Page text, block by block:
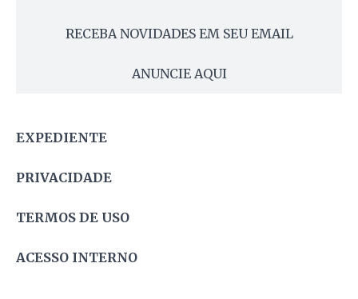
RECEBA NOVIDADES EM SEU EMAIL
ANUNCIE AQUI
EXPEDIENTE
PRIVACIDADE
TERMOS DE USO
ACESSO INTERNO